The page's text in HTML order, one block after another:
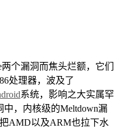
个漏洞而焦头烂额，它们
处理器，波及了
系统，影响之大实属罕
，内核级的Meltdown漏
AMD以及ARM也拉下水